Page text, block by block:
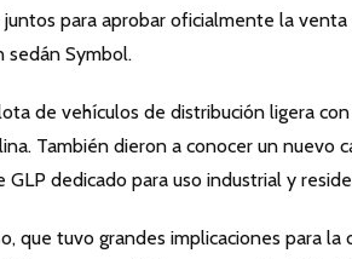
juntos para aprobar oficialmente la
sedán Symbol.
de vehículos de distribución ligera
También dieron a conocer un nuevo
dedicado para uso industrial y
que tuvo grandes implicaciones para la